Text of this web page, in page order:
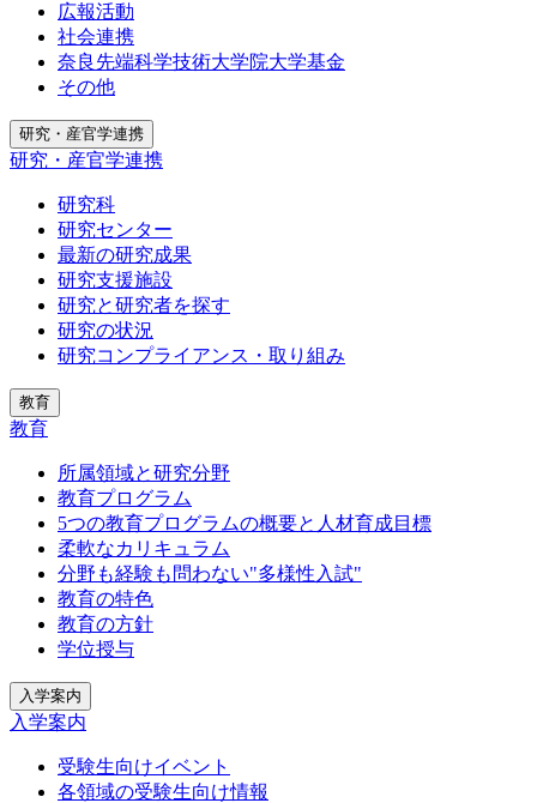
広報活動
社会連携
奈良先端科学技術大学院大学基金
その他
研究・産官学連携
研究・産官学連携
研究科
研究センター
最新の研究成果
研究支援施設
研究と研究者を探す
研究の状況
研究コンプライアンス・取り組み
教育
教育
所属領域と研究分野
教育プログラム
5つの教育プログラムの概要と人材育成目標
柔軟なカリキュラム
分野も経験も問わない"多様性入試"
教育の特色
教育の方針
学位授与
入学案内
入学案内
受験生向けイベント
各領域の受験生向け情報